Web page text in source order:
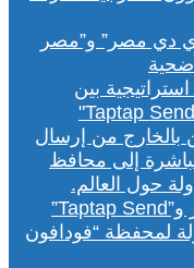
دي مصر” و”مصر
شراكة بين ڤودافون مصر و”Taptap Send”
الأموال من 30 دولة لمحفظة “فودافون